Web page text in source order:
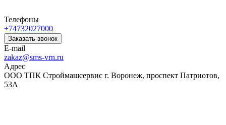
Телефоны
+74732027000
Заказать звонок
E-mail
zakaz@sms-vrn.ru
Адрес
ООО ТПК Строймашсервис г. Воронеж, проспект Патриотов,
53А